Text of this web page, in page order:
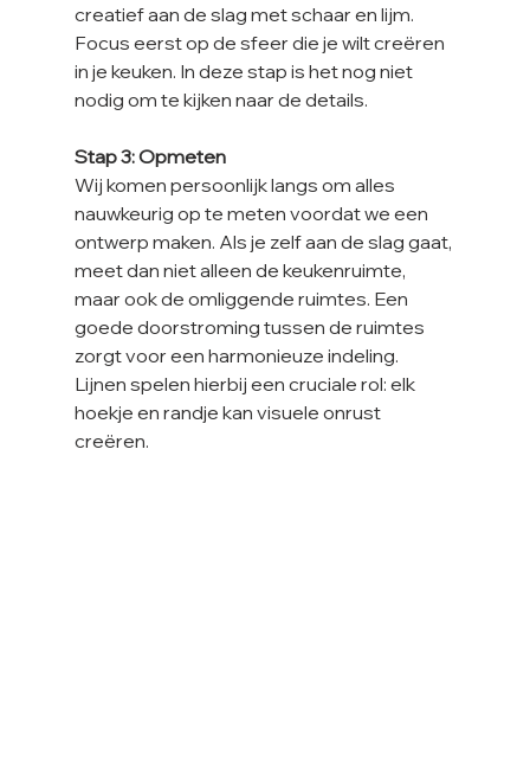
creatief aan de slag met schaar en lijm.
Focus eerst op de sfeer die je wilt creëren
in je keuken. In deze stap is het nog niet
nodig om te kijken naar de details.
Stap 3: Opmeten
Wij komen persoonlijk langs om alles
nauwkeurig op te meten voordat we een
ontwerp maken. Als je zelf aan de slag gaat,
meet dan niet alleen de keukenruimte,
maar ook de omliggende ruimtes. Een
goede doorstroming tussen de ruimtes
zorgt voor een harmonieuze indeling.
Lijnen spelen hierbij een cruciale rol: elk
hoekje en randje kan visuele onrust
creëren.